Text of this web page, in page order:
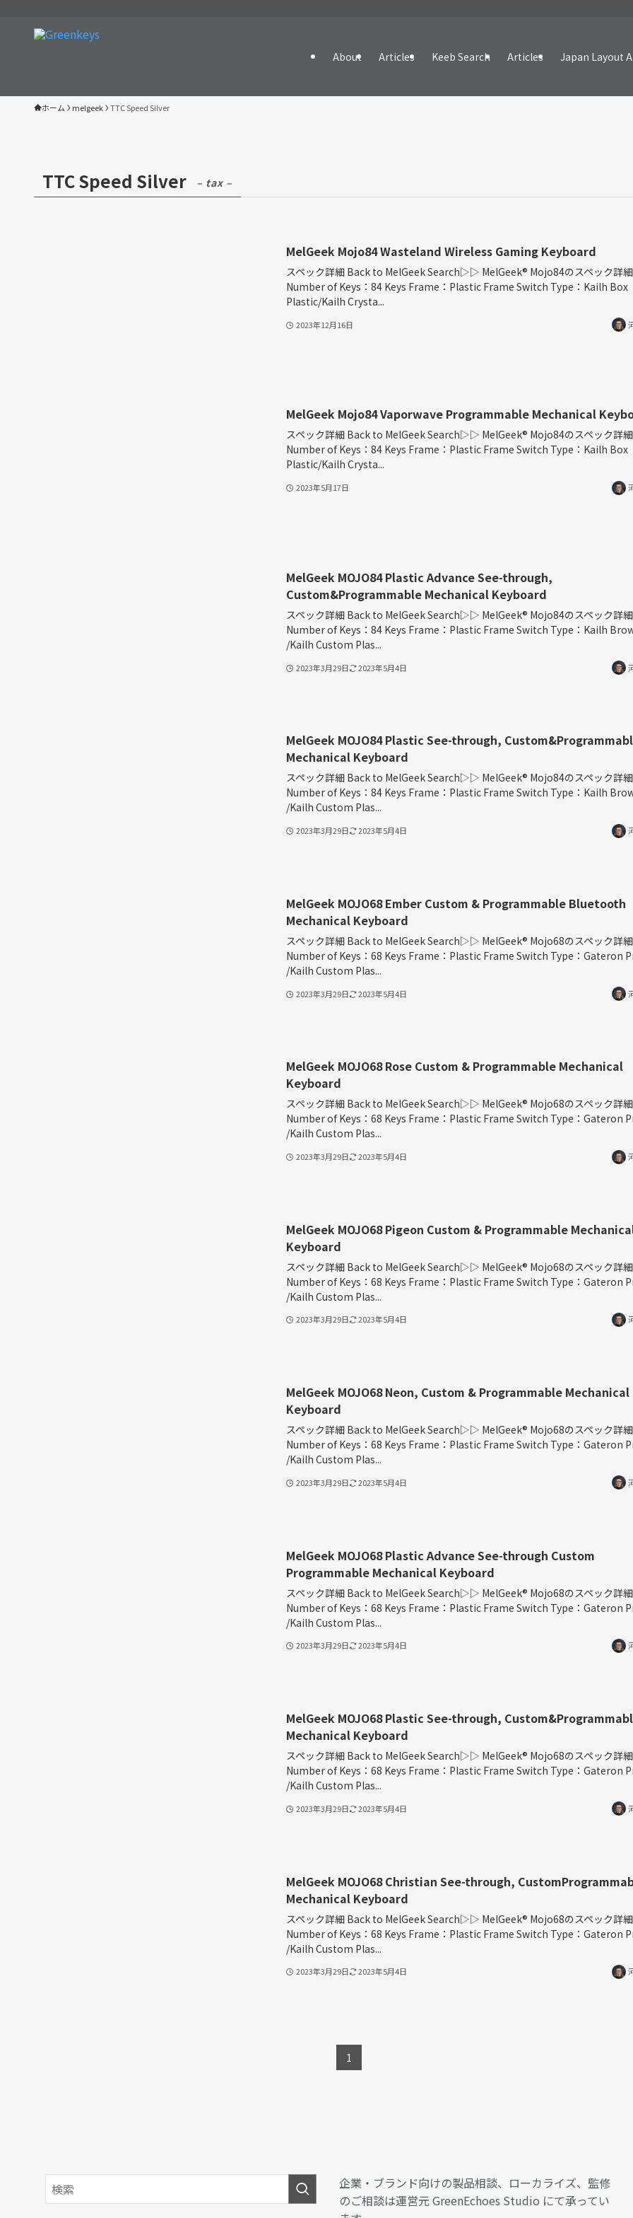
About Articles Keeb Search Articles Japan Layout
ホーム melgeek TTC Speed Silver
TTC Speed Silver – tax –
MelGeek Mojo84 Wasteland Wireless Gaming Keyboard
スペック詳細 Back to MelGeek Search▷▷ MelGeek®︎ Mojo84のスペック詳細
Number of Keys：84 Keys Frame：Plastic Frame Switch Type：Kailh Box
Plastic/Kailh Crysta...
2023年12月16日
MelGeek Mojo84 Vaporwave Programmable Mechanical
スペック詳細 Back to MelGeek Search▷▷ MelGeek®︎ Mojo84のスペック詳細
Number of Keys：84 Keys Frame：Plastic Frame Switch Type：Kailh Box
Plastic/Kailh Crysta...
2023年5月17日
MelGeek MOJO84 Plastic Advance See-through,
Custom&Programmable Mechanical Keyboard
スペック詳細 Back to MelGeek Search▷▷ MelGeek®︎ Mojo84のスペック詳細
Number of Keys：84 Keys Frame：Plastic Frame Switch Type：Kailh
/Kailh Custom Plas...
2023年3月29日 2023年5月4日
MelGeek MOJO84 Plastic See-through,
Mechanical Keyboard
スペック詳細 Back to MelGeek Search▷▷ MelGeek®︎ Mojo84のスペック詳細
Number of Keys：84 Keys Frame：Plastic Frame Switch Type：Kailh
/Kailh Custom Plas...
2023年3月29日 2023年5月4日
MelGeek MOJO68 Ember Custom & Programmable Bluetooth
Mechanical Keyboard
スペック詳細 Back to MelGeek Search▷▷ MelGeek®︎ Mojo68のスペック詳細
Number of Keys：68 Keys Frame：Plastic Frame Switch Type：Gateron
/Kailh Custom Plas...
2023年3月29日 2023年5月4日
MelGeek MOJO68 Rose Custom & Programmable Mechanical
Keyboard
スペック詳細 Back to MelGeek Search▷▷ MelGeek®︎ Mojo68のスペック詳細
Number of Keys：68 Keys Frame：Plastic Frame Switch Type：Gateron
/Kailh Custom Plas...
2023年3月29日 2023年5月4日
MelGeek MOJO68 Pigeon Custom & Programmable
Keyboard
スペック詳細 Back to MelGeek Search▷▷ MelGeek®︎ Mojo68のスペック詳細
Number of Keys：68 Keys Frame：Plastic Frame Switch Type：Gateron
/Kailh Custom Plas...
2023年3月29日 2023年5月4日
MelGeek MOJO68 Neon, Custom & Programmable Mechanical
Keyboard
スペック詳細 Back to MelGeek Search▷▷ MelGeek®︎ Mojo68のスペック詳細
Number of Keys：68 Keys Frame：Plastic Frame Switch Type：Gateron
/Kailh Custom Plas...
2023年3月29日 2023年5月4日
MelGeek MOJO68 Plastic Advance See-through Custom
Programmable Mechanical Keyboard
スペック詳細 Back to MelGeek Search▷▷ MelGeek®︎ Mojo68のスペック詳細
Number of Keys：68 Keys Frame：Plastic Frame Switch Type：Gateron
/Kailh Custom Plas...
2023年3月29日 2023年5月4日
MelGeek MOJO68 Plastic See-through,
Mechanical Keyboard
スペック詳細 Back to MelGeek Search▷▷ MelGeek®︎ Mojo68のスペック詳細
Number of Keys：68 Keys Frame：Plastic Frame Switch Type：Gateron
/Kailh Custom Plas...
2023年3月29日 2023年5月4日
MelGeek MOJO68 Christian See-through,
Mechanical Keyboard
スペック詳細 Back to MelGeek Search▷▷ MelGeek®︎ Mojo68のスペック詳細
Number of Keys：68 Keys Frame：Plastic Frame Switch Type：Gateron
/Kailh Custom Plas...
2023年3月29日 2023年5月4日
1
企業・ブランド向けの製品相談、ローカライズ、監修
のご相談は運営元 GreenEchoes Studio にて承ってい